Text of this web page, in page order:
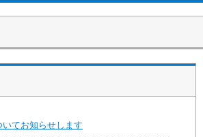
いてお知らせします